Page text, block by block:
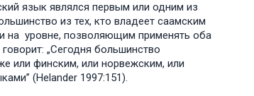
язык являлся первым или одним из
из тех, кто владеет саамским
на уровне, позволяющим применять оба
„Сегодня большинство
или финским, или норвежским, или
(Helander 1997:151).